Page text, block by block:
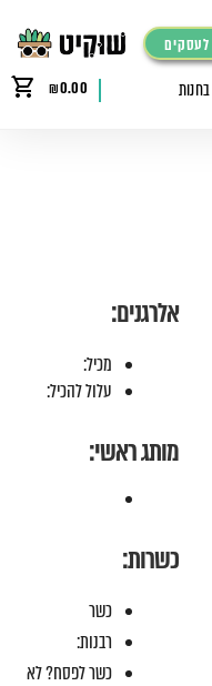
₪0.00
אלרגנים:
מכיל:
עלול להכיל:
מותג ראשי:
כשרות:
כשר
רבנות:
כשר לפסח? לא